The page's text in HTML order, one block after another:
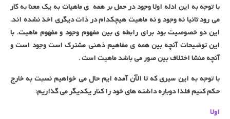
با توجه به این ادله اولا وجود در حمل بر همه ی ماهیات به یک معنا به کار
می رود ثانیا نه وجود و نه ماهیت هیچکدام در ذات دیگری اخذ نشده اند.
این دو خصوصیت بود برای رابطه ی بین مفهوم وجود و مفهوم ماهیت. با
این توضیحات آنچه بین همه ی مفاهیم ذهنی مشترک است وجود است و
آنچه منشا اختلاف بین صور می باشد ماهیت است .
با توجه به این سیری که تا الآن آمده ایم حال می خواهیم نسبت به خارج
حکم کنیم فلذا دوباره داشته های خود را کنار یکدیگر می گذاریم:
اولا